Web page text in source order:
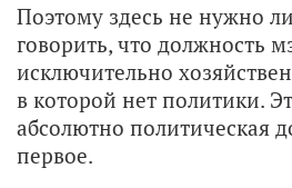
Поэтому здесь не нужно
говорить, что должность
исключительно
в которой нет политики.
абсолютно политическая
первое.